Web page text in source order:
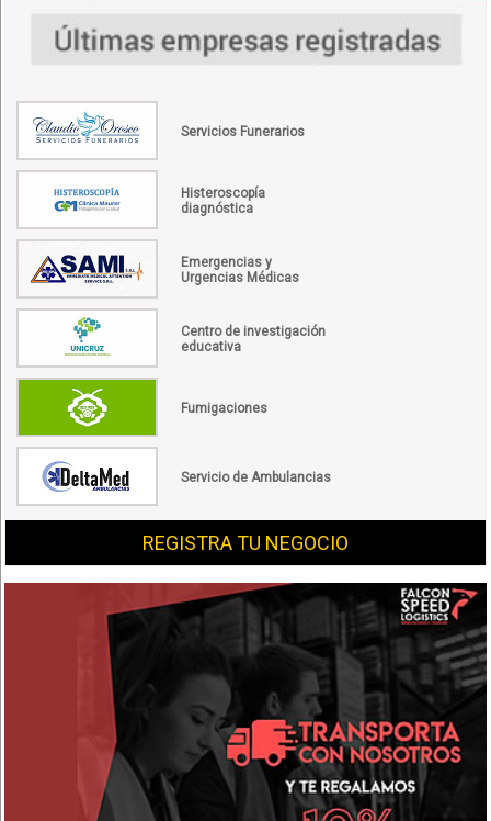
Servicios Funerarios
Histeroscopía
diagnóstica
Emergencias y
Urgencias Médicas
Centro de investigación
educativa
Fumigaciones
Servicio de Ambulancias
REGISTRA TU NEGOCIO